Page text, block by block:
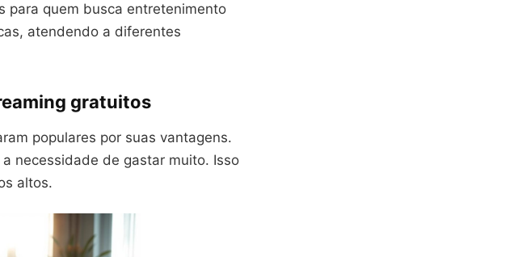
para quem busca entretenimento
atendendo a diferentes
gratuitos
populares por suas vantagens.
necessidade de gastar muito. Isso
altos.